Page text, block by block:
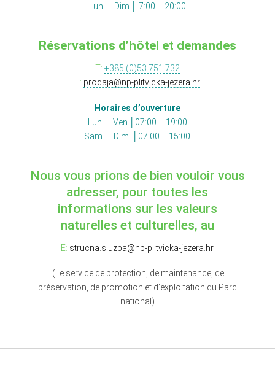
Lun. – Dim.│ 7:00 – 20:00
Réservations d’hôtel et demandes
T: +385 (0)53 751 732
E: prodaja@np-plitvicka-jezera.hr
Horaires d’ouverture
Lun. – Ven.│07:00 – 19:00
Sam. – Dim. │07:00 – 15:00
Nous vous prions de bien vouloir vous
adresser, pour toutes les
informations sur les valeurs
naturelles et culturelles, au
E: strucna.sluzba@np-plitvicka-jezera.hr
(Le service de protection, de maintenance, de
préservation, de promotion et d’exploitation du Parc
national)